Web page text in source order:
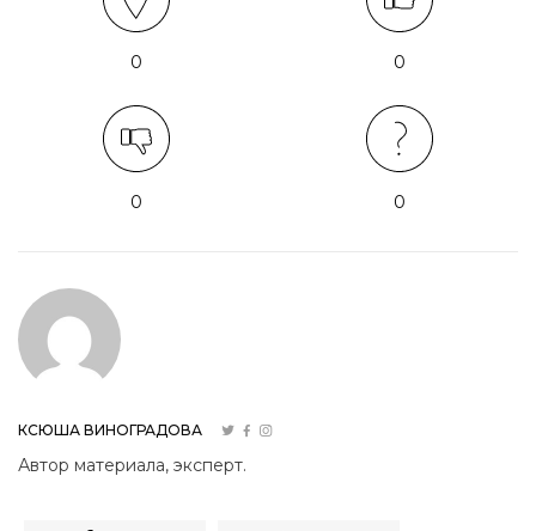
0 0
0 0
КСЮША ВИНОГРАДОВА
Автор материала, эксперт.